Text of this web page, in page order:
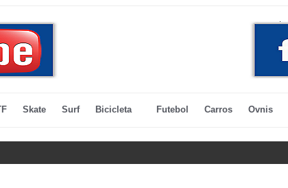
Skate Surf Bicicleta Futebol Carros Ovnis